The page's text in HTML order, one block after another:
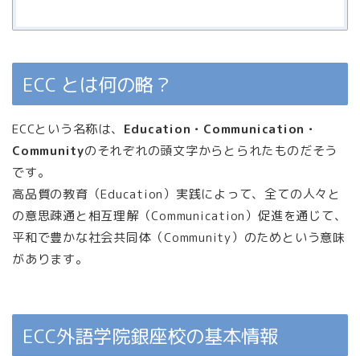
ECC とは何の略？
ECCという名称は、 Education・Communication・
Communityのそれぞれの頭文字からとられたものだそう
です。
高品質の教育（Education）実践によって、全ての人々と
の意思疎通と相互理解（Communication）促進を通じて、
平和で豊かな社会共同体（Community）のためという意味
があります。
ECC外語学院銀座校の基本情報